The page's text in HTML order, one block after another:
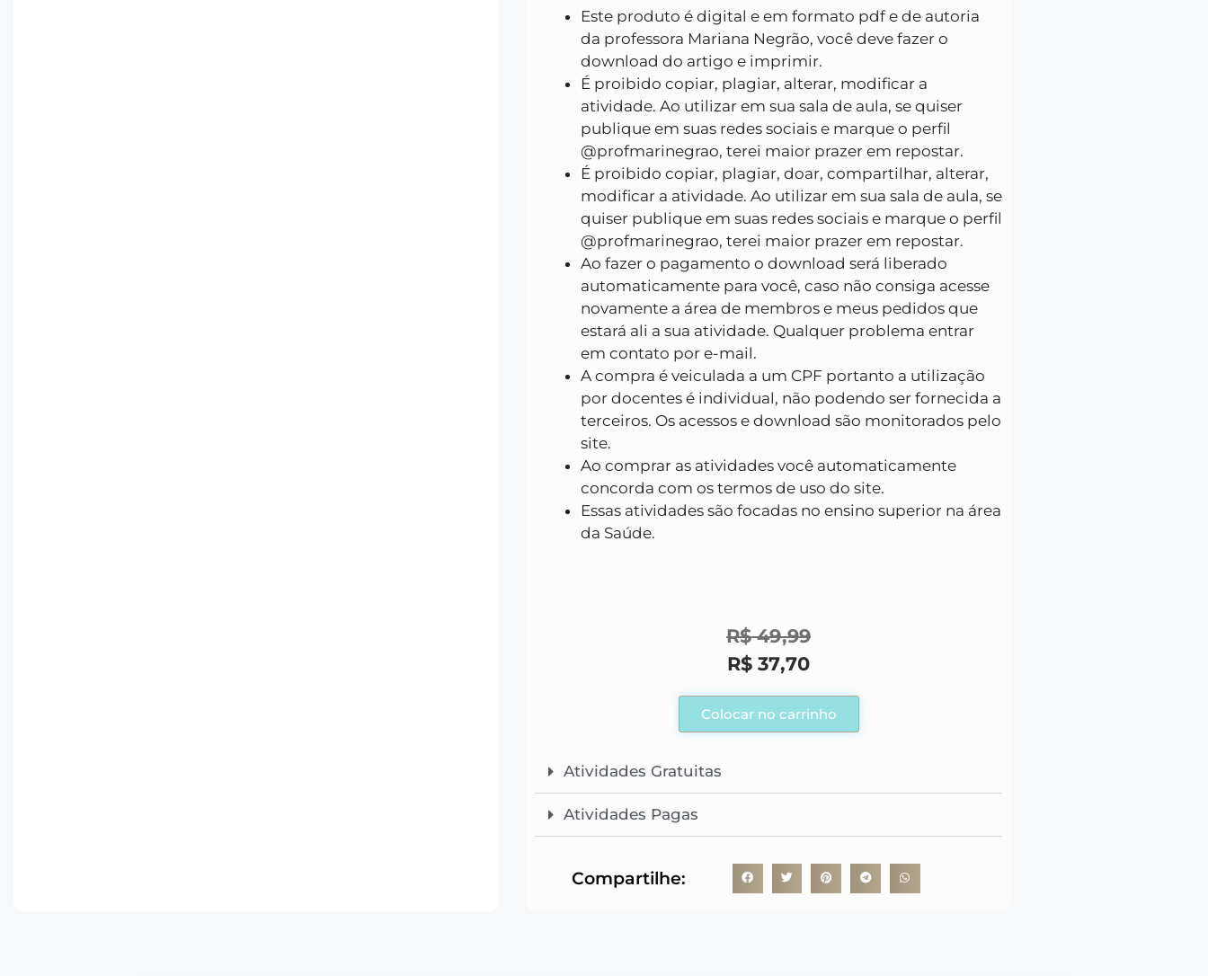
Este produto é digital e em formato pdf e de autoria
da professora Mariana Negrão, você deve fazer o
download do artigo e imprimir.
É proibido copiar, plagiar, alterar, modificar a
atividade. Ao utilizar em sua sala de aula, se quiser
publique em suas redes sociais e marque o perfil
@profmarinegrao, terei maior prazer em repostar.
É proibido copiar, plagiar, doar, compartilhar, alterar,
modificar a atividade. Ao utilizar em sua sala de aula, se
quiser publique em suas redes sociais e marque o perfil
@profmarinegrao, terei maior prazer em repostar.
Ao fazer o pagamento o download será liberado
automaticamente para você, caso não consiga acesse
novamente a área de membros e meus pedidos que
estará ali a sua atividade. Qualquer problema entrar
em contato por e-mail.
A compra é veiculada a um CPF portanto a utilização
por docentes é individual, não podendo ser fornecida a
terceiros. Os acessos e download são monitorados pelo
site.
Ao comprar as atividades você automaticamente
concorda com os termos de uso do site.
Essas atividades são focadas no ensino superior na área
da Saúde.
R$49,99
R$ 37,70
Colocar no carrinho
Atividades Gratuitas
Atividades Pagas
Compartilhe: